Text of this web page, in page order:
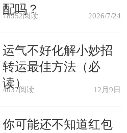
会，在项目中大展身手，充分
赞赏，给公司带来效益，也有
分红也十分可观。
配吗？
78952阅读 2026/7/24
运气不好化解小妙招
转运最佳方法（必
读）
4037阅读 12月9日
你可能还不知道红包